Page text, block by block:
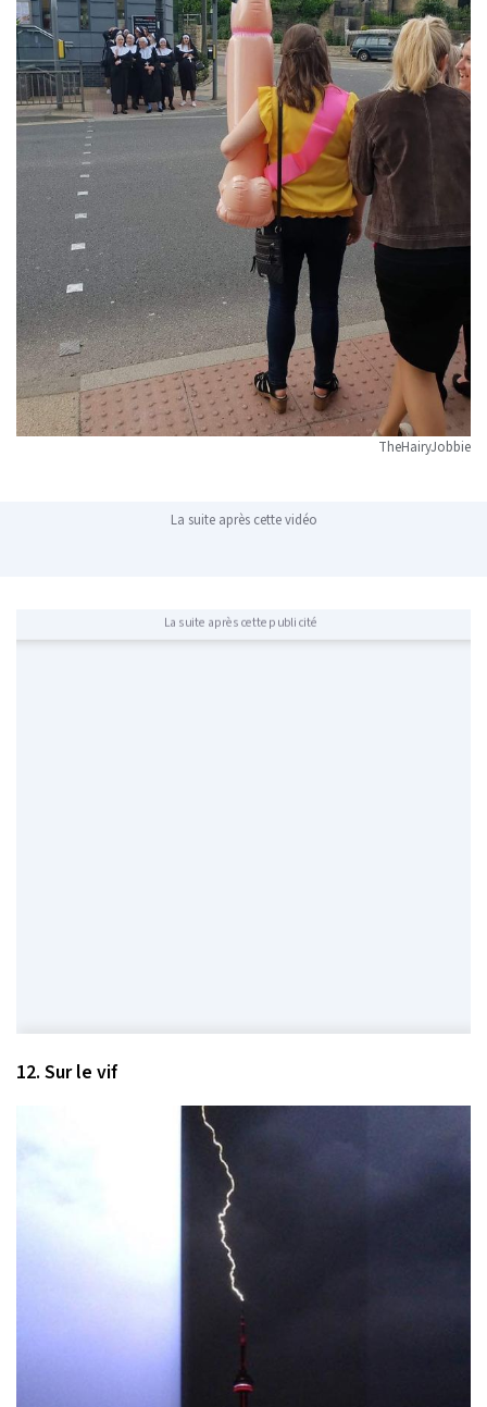
TheHairyJobbie
La suite après cette vidéo
La suite après cette publicité
12. Sur le vif